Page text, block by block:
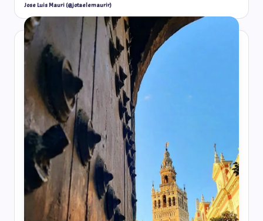
Jose Luis Mauri (@jotaelemaurir)